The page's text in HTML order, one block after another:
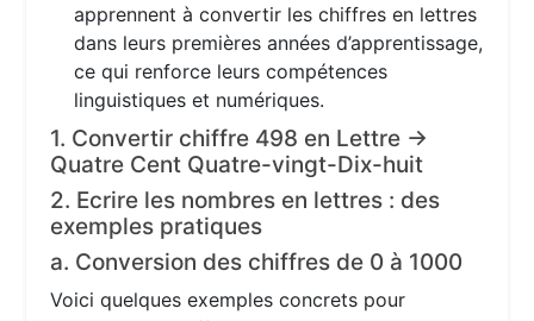
apprennent à convertir les chiffres en lettres
dans leurs premières années d’apprentissage,
ce qui renforce leurs compétences
linguistiques et numériques.
1. Convertir chiffre 498 en Lettre →
Quatre Cent Quatre-vingt-Dix-huit
2. Ecrire les nombres en lettres : des
exemples pratiques
a. Conversion des chiffres de 0 à 1000
Voici quelques exemples concrets pour